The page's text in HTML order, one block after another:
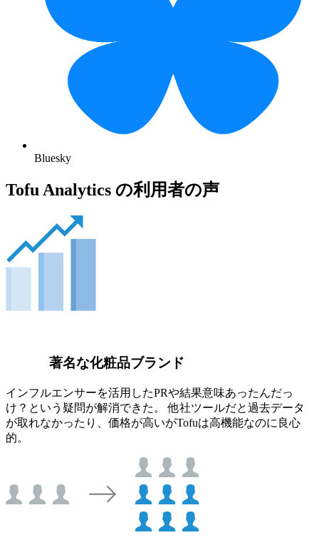
Bluesky
Tofu Analytics の利用者の声
著名な化粧品ブランド
インフルエンサーを活用したPRや結果意味あったんだっ
け？という疑問が解消できた。 他社ツールだと過去データ
が取れなかったり、価格が高いがTofuは高機能なのに良心
的。